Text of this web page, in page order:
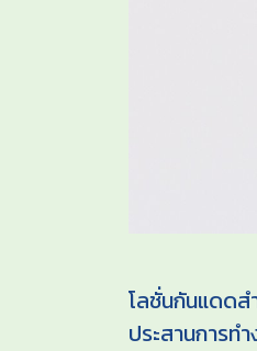
โลชั่นกันแดดส
ประสานการท